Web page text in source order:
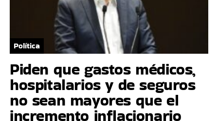
Política
Piden que gastos médicos,
hospitalarios y de seguros
no sean mayores que el
incremento inflacionario